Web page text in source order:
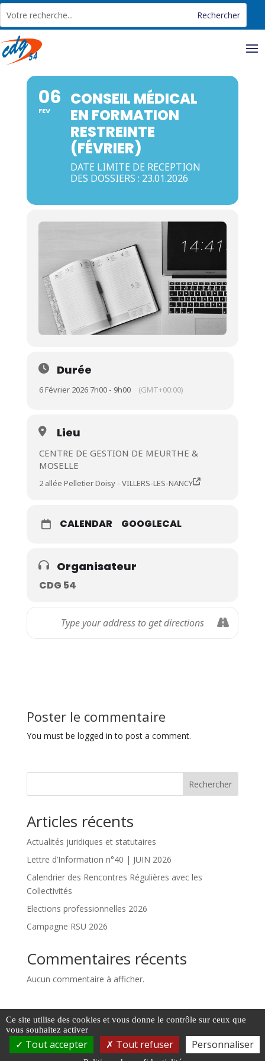
06
FEV
CONSEIL MÉDICAL
EN FORMATION
RESTREINTE
(FÉVRIER)
DATE LIMITE DE RECEPTION
DES DOSSIERS : 23.01.2026
Durée
6 Février 2026 7h00 - 9h00 (GMT+00:00)
Lieu
CENTRE DE GESTION DE MEURTHE &
MOSELLE
2 allée Pelletier Doisy - VILLERS-LES-NANCY
CALENDAR GOOGLECAL
Organisateur
CDG 54
Poster le commentaire
You must be logged in to post a comment.
Rechercher
Articles récents
Actualités juridiques et statutaires
Lettre d’Information n°40 | JUIN 2026
Calendrier des Rencontres Régulières avec les
Collectivités
Elections professionnelles 2026
Campagne RSU 2026
Commentaires récents
Aucun commentaire à afficher.
Mentions légales | Plan du site| Accessibilité
Panneau de gestion des cookies
Ce site utilise des cookies et vous donne le contrôle sur ceux que
vous souhaitez activer
Tout accepter Tout refuser Personnaliser